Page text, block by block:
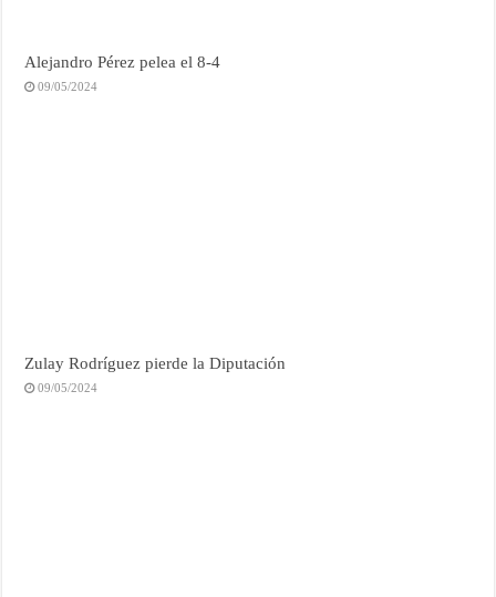
Alejandro Pérez pelea el 8-4
09/05/2024
Zulay Rodríguez pierde la Diputación
09/05/2024